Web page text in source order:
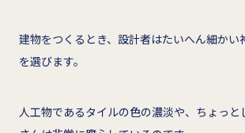
建物をつくるとき、設計者はたいへん細かい
を選びます。
人工物であるタイルの色の濃淡や、ちょっと